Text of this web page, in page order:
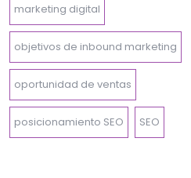
marketing digital
objetivos de inbound marketing
oportunidad de ventas
posicionamiento SEO SEO